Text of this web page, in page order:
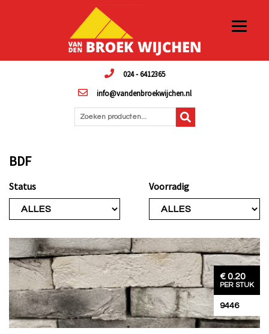
024 - 6412365
info@vandenbroekwijchen.nl
Zoeken producten...
BDF
Status Voorradig
€ 0.20
PER STUK
9446